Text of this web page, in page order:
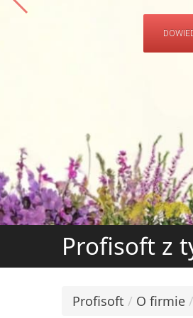
Zdobądź Kompetencje
Profisoft z
Profisoft / O firmie /